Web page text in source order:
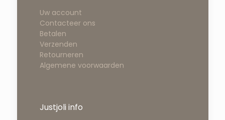
Uw account
Contacteer ons
Betalen
Verzenden
Retourneren
Algemene voorwaarden
Justjoli info